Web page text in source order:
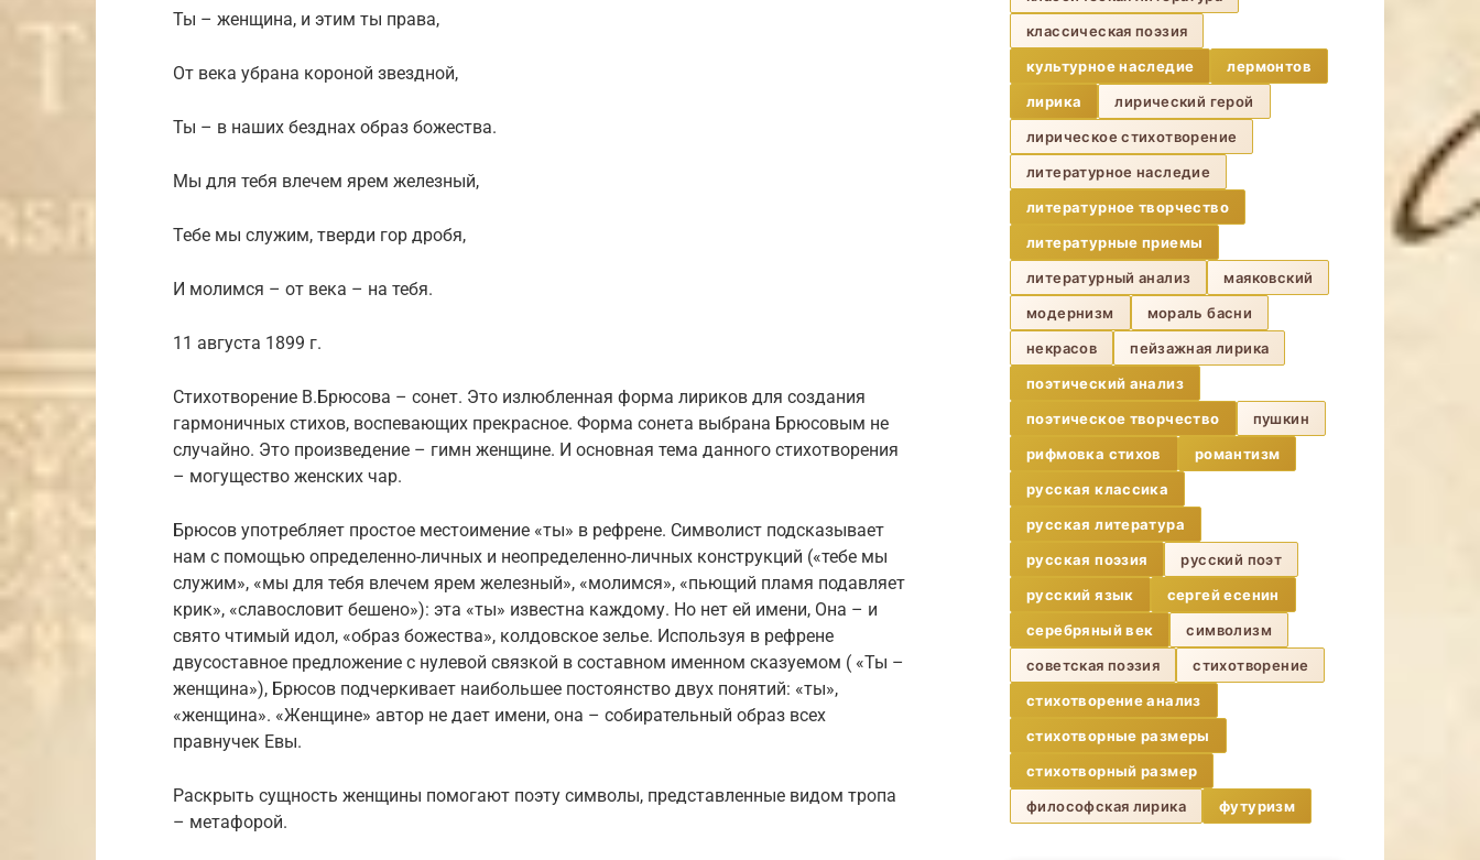
Ты – женщина, и этим ты права,
От века убрана короной звездной,
Ты – в наших безднах образ божества.
Мы для тебя влечем ярем железный,
Тебе мы служим, тверди гор дробя,
И молимся – от века – на тебя.
11 августа 1899 г.
Стихотворение В.Брюсова – сонет. Это излюбленная форма лириков для создания
гармоничных стихов, воспевающих прекрасное. Форма сонета выбрана Брюсовым не
случайно. Это произведение – гимн женщине. И основная тема данного стихотворения
– могущество женских чар.
Брюсов употребляет простое местоимение «ты» в рефрене. Символист подсказывает
нам с помощью определенно-личных и неопределенно-личных конструкций («тебе мы
служим», «мы для тебя влечем ярем железный», «молимся», «пьющий пламя подавляет
крик», «славословит бешено»): эта «ты» известна каждому. Но нет ей имени, Она – и
свято чтимый идол, «образ божества», колдовское зелье. Используя в рефрене
двусоставное предложение с нулевой связкой в составном именном сказуемом ( «Ты –
женщина»), Брюсов подчеркивает наибольшее постоянство двух понятий: «ты»,
«женщина». «Женщине» автор не дает имени, она – собирательный образ всех
правнучек Евы.
Раскрыть сущность женщины помогают поэту символы, представленные видом тропа
– метафорой.
классическая поэзия
культурное наследие
лермонтов
лирика
лирический герой
лирическое стихотворение
литературное наследие
литературное творчество
литературные приемы
литературный анализ
маяковский
модернизм
мораль басни
некрасов
пейзажная лирика
поэтический анализ
поэтическое творчество
пушкин
рифмовка стихов
романтизм
русская классика
русская литература
русская поэзия
русский поэт
русский язык
сергей есенин
серебряный век
символизм
советская поэзия
стихотворение
стихотворение анализ
стихотворные размеры
стихотворный размер
философская лирика
футуризм